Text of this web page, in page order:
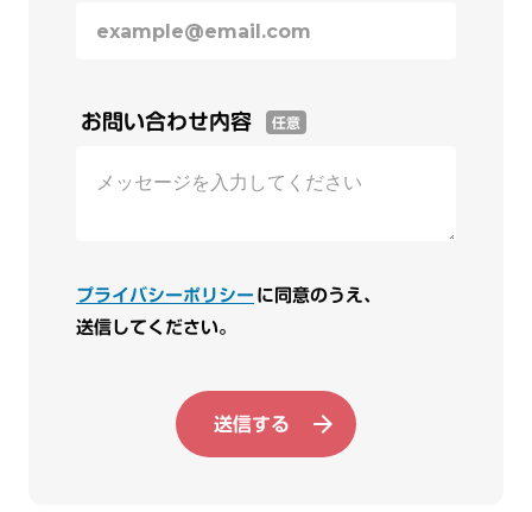
お問い合わせ内容 任意
プライバシーポリシーに同意のうえ、
送信してください。
送信する arrow_forward